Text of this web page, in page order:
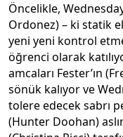
Öncelikle,
Ordonez) – ki statik
yeni yeni kontrol
öğrenci olarak
amcaları Fester’ın
sönük kalıyor ve
tolere edecek sabrı
(Hunter Doohan)